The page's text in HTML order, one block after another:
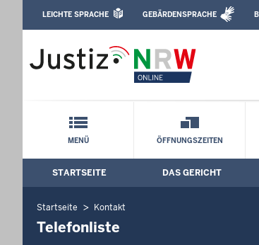
Amtsgericht Blomberg:
Leichte Sprache,
LEICHTE SPRACHE GEBÄRDENSPRACHE
Schnellnavigation mit Volltext-
MENÜ ÖFFNUNGSZEITEN
Hauptmenü: Hauptnavigation
STARTSEITE DAS GERICHT
Startseite Kontakt
Telefonliste